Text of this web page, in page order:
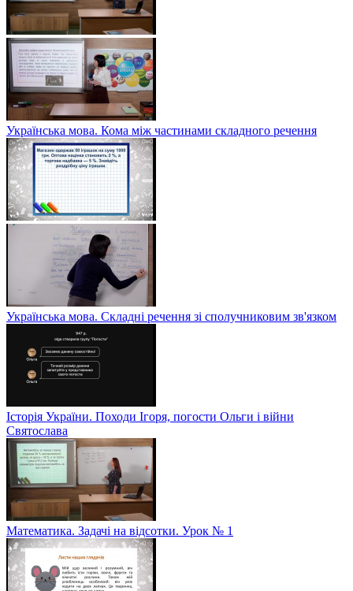
Українська мова. Кома між частинами складного речення
Українська мова. Складні речення зі сполучниковим зв'язком
Історія України. Походи Ігоря, погости Ольги і війни
Святослава
Математика. Задачі на відсотки. Урок № 1